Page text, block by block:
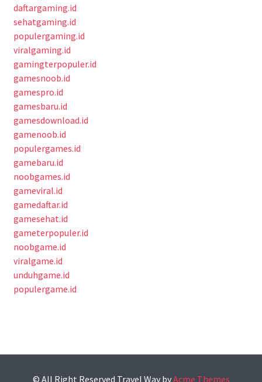
daftargaming.id
sehatgaming.id
populergaming.id
viralgaming.id
gamingterpopuler.id
gamesnoob.id
gamespro.id
gamesbaru.id
gamesdownload.id
gamenoob.id
populergames.id
gamebaru.id
noobgames.id
gameviral.id
gamedaftar.id
gamesehat.id
gameterpopuler.id
noobgame.id
viralgame.id
unduhgame.id
populergame.id
© All Right Reserved Travel Way byAcme Themes